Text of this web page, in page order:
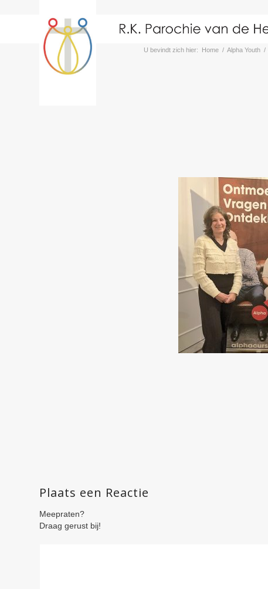
U bevindt zich hier: Home / Alpha Youth /
Plaats een Reactie
Meepraten?
Draag gerust bij!